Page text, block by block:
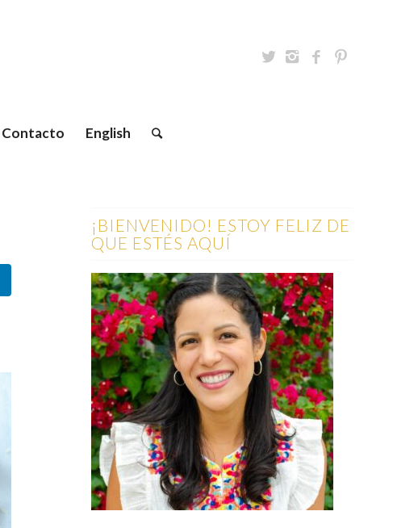
Contacto English
¡BIENVENIDO! ESTOY FELIZ DE
QUE ESTÉS AQUÍ